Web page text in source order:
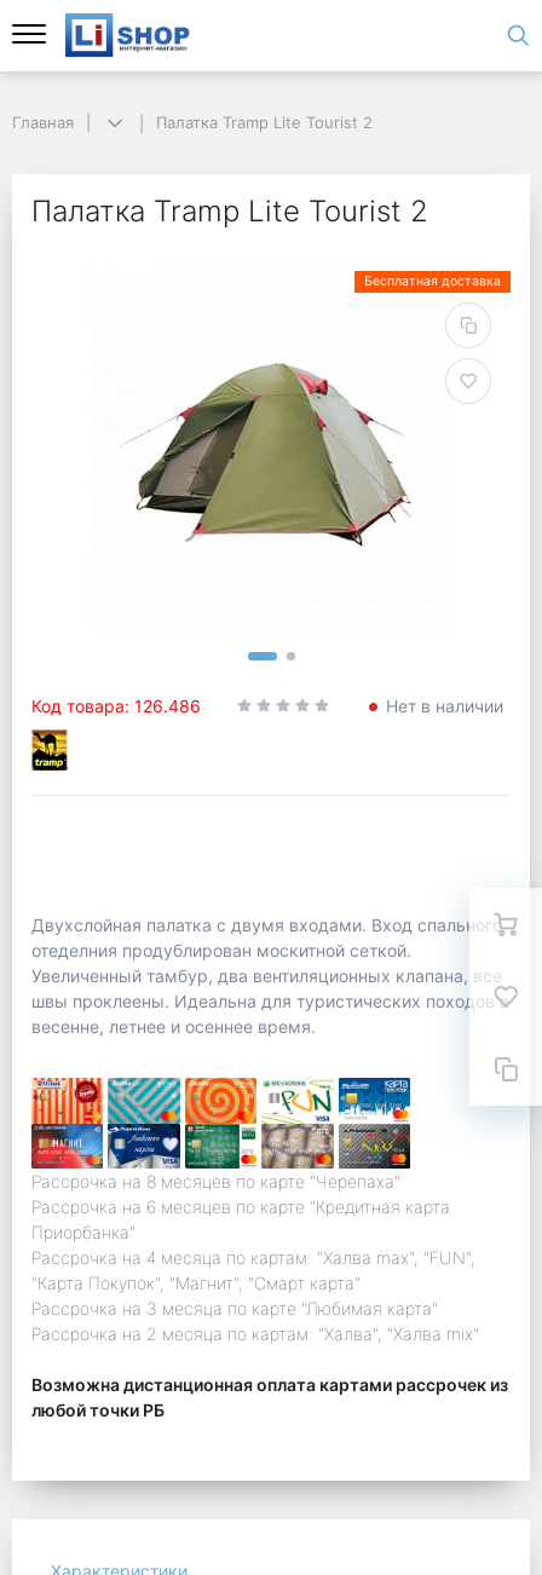
Главная Палатка Tramp Lite Tourist 2
Палатка Tramp Lite Tourist 2
Бесплатная доставка
Код товара: 126.486 Нет в наличии
Двухслойная палатка с двумя входами. Вход спального
отеделния продублирован москитной сеткой.
Увеличенный тамбур, два вентиляционных клапана, все
швы проклеены. Идеальна для туристических походов в
весенне, летнее и осеннее время.
Рассрочка на 8 месяцев по карте "Черепаха"
Рассрочка на 6 месяцев по карте "Кредитная карта
Приорбанка"
Рассрочка на 4 месяца по картам: "Халва max", "FUN",
"Карта Покупок", "Магнит", "Смарт карта"
Рассрочка на 3 месяца по карте "Любимая карта"
Рассрочка на 2 месяца по картам: "Халва", "Халва mix"
Возможна дистанционная оплата картами рассрочек из
любой точки РБ
Характеристики